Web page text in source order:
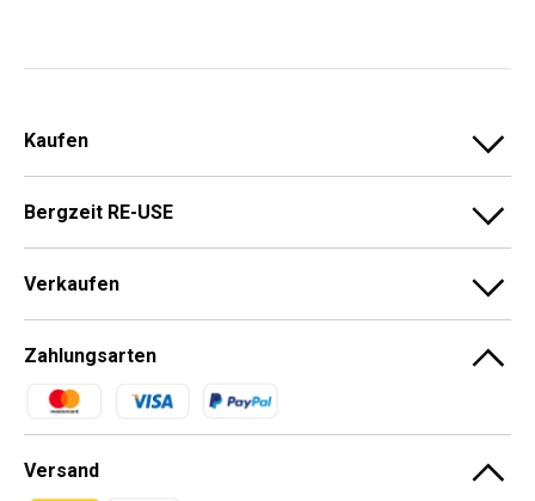
Kaufen
Bergzeit RE-USE
Verkaufen
Zahlungsarten
Zahlungsmethoden
Versand